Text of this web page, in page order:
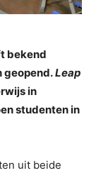
bekend
geopend.Leap
in
studenten in
uit beide